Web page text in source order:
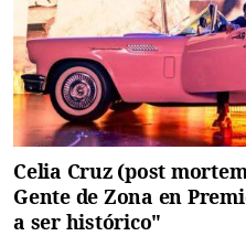
Celia Cruz (post
Gente de Zona en
a ser histórico"